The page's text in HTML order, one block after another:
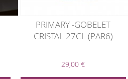
PRIMARY -GOBELET
CRISTAL 27CL (PAR6)
29,00 €